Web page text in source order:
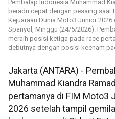
Pembalap Indonesia Muhammad
beradu cepat dengan pesaing saat
Kejuaraan Dunia Moto3 Junior
Spanyol, Minggu (24/5/2026).
meraih posisi ketiga pada race
debutnya dengan posisi keenam
Jakarta (ANTARA) -
Muhammad Kiandra
pertamanya di FIM Moto3
2026 setelah tampil